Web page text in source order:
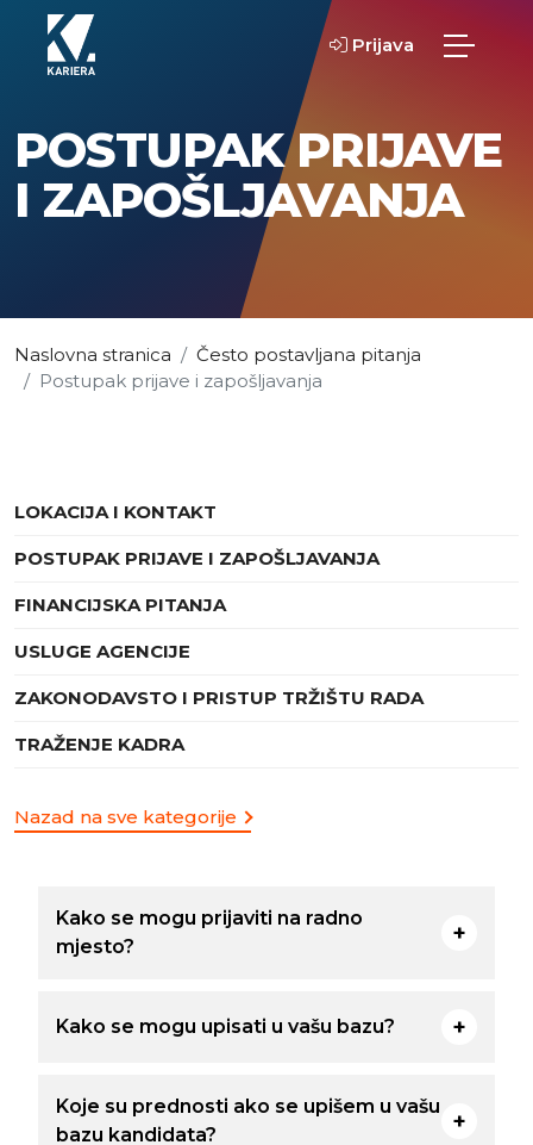
Prijava
POSTUPAK PRIJAVE
I ZAPOŠLJAVANJA
Naslovna stranica
Često postavljana pitanja
Postupak prijave i zapošljavanja
LOKACIJA I KONTAKT
POSTUPAK PRIJAVE I ZAPOŠLJAVANJA
FINANCIJSKA PITANJA
USLUGE AGENCIJE
ZAKONODAVSTO I PRISTUP TRŽIŠTU RADA
TRAŽENJE KADRA
Nazad na sve kategorije
Kako se mogu prijaviti na radno
mjesto?
Kako se mogu upisati u vašu bazu?
Koje su prednosti ako se upišem u vašu
bazu kandidata?